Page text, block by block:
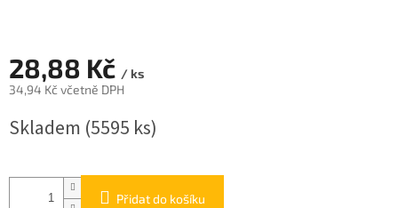
28,88 Kč / ks
34,94 Kč včetně DPH
cena:
Skladem (5595 ks)
Přidat do košíku